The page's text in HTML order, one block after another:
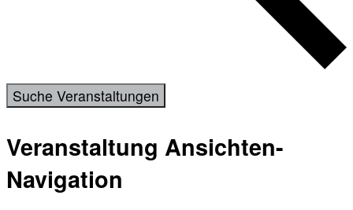
Suche Veranstaltungen
Veranstaltung Ansichten-
Navigation